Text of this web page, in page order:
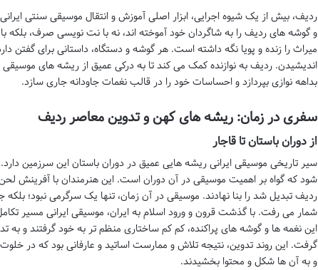
ردیف، بیش از یک شیوه اجرایی، ابزار اصلی آموزش و انتقال موسیقی سنتی
و گوشه های ردیف را به شاگردان خود آموخته اند، نه با نت نویسی صرف، بلکه
میراث را زنده و پویا نگه داشته است. هر گوشه و دستگاه، داستانی برای گفتن
اندیشیدن. ردیف به نوازنده کمک می کند تا به درکی عمیق از ریشه های موسیقی
بداهه نوازی بپردازد و احساسات خود را در قالب نغمات جاودانه جاری سازد.
سفری در زمان: ریشه های کهن و تدوین معاصر ردیف
از دوران باستان تا قاجار
سیر تاریخی موسیقی ایرانی ریشه هایی عمیق در دوران باستان این سرزمین دارد.
شود که گواه بر اهمیت موسیقی در آن دوران است. این هنرمندان با آفرینش لحن
ردیف تبدیل شد را بنا نهادند. موسیقی در آن زمان، تنها یک سرگرمی نبود؛
شمار می رفت. با گذشت قرون و ورود اسلام به ایران، موسیقی ایرانی مسیر
این نغمه ها و گوشه های پراکنده، کم کم ساختاری منظم تر به خود گرفتند و به
گرفت. این روند تدوین، نتیجه تلاش و ممارست اساتید و عارفانی بود که در
و به آن ها شکل و محتوا بخشیدند.